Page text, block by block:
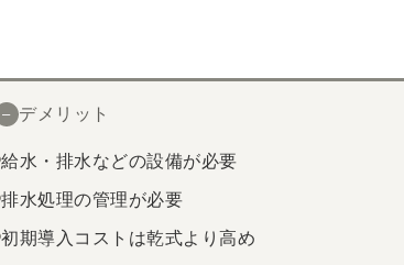
– デメリット
給水・排水などの設備が必要
排水処理の管理が必要
初期導入コストは乾式より高め